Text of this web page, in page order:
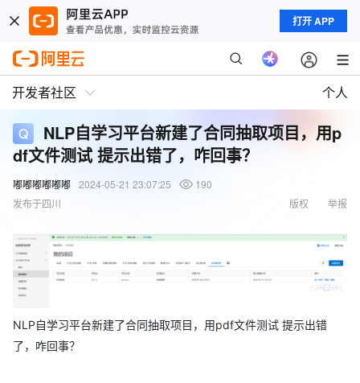
打开 APP
开发者社区 个人
NLP自学习平台新建了合同抽取项目，用p
df文件测试 提示出错了，咋回事？
嘟嘟嘟嘟嘟嘟 2024-05-21 23:07:25
190
发布于四川
举报
版权
NLP自学习平台新建了合同抽取项目，用pdf文件测试 提示出错
了，咋回事？